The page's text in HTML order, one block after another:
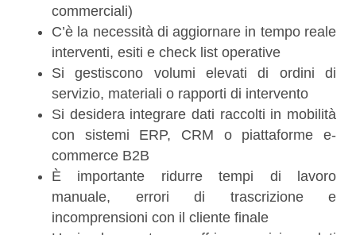
commerciali)
C’è la necessità di aggiornare in tempo reale
interventi, esiti e check list operative
Si gestiscono volumi elevati di ordini di
servizio, materiali o rapporti di intervento
Si desidera integrare dati raccolti in mobilità
con sistemi ERP, CRM o piattaforme e-
commerce B2B
È importante ridurre tempi di lavoro
manuale, errori di trascrizione e
incomprensioni con il cliente finale